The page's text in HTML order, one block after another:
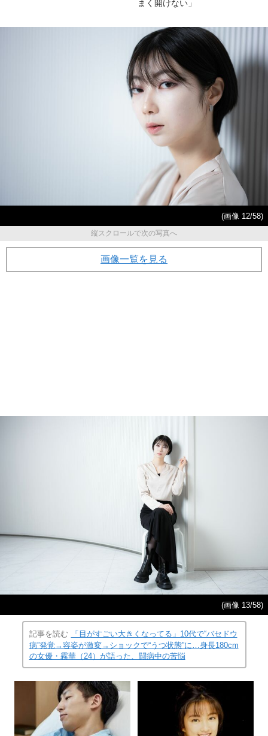
まく開けない」
(画像 12/58)
縦スクロールで次の写真へ
画像一覧を見る
(画像 13/58)
記事を読む
「目がすごい大きくなってる」10代で“バセドウ
病”発覚→容姿が激変→ショックで“うつ状態”に…身長180cm
の女優・霧華（24）が語った、闘病中の苦悩